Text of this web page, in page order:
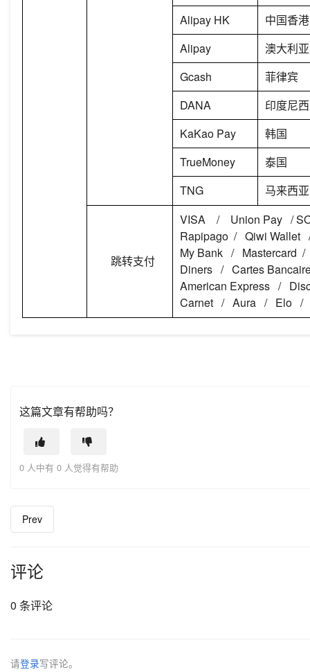
Alipay HK
中国香港
Alipay
澳大利亚
Gcash
菲律宾
DANA
印度尼
KaKao Pay
韩国
TrueMoney
泰国
TNG
马来西亚
跳转支付
VISA / Union Pay /
Rapipago / Qiwi
My Bank /
Diners / Cartes
American Express /
Carnet / Aura / Elo /
这篇文章有帮助吗？
0 人中有 0 人觉得有帮助
Prev
评论
0 条评论
请登录写评论。